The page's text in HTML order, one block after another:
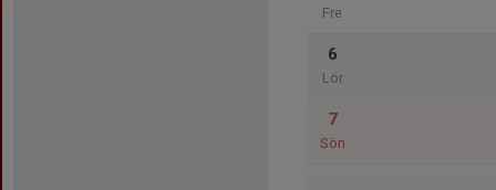
Fre
6
Lör
7
Sön